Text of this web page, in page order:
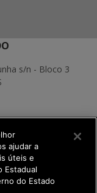
s/n - Bloco 3
ajudar a
úteis e
Estadual
do Estado